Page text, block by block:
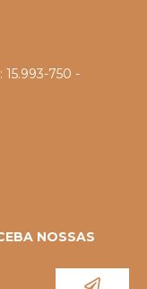
15.993-750 -
NOSSAS